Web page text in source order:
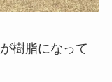
樹脂になって